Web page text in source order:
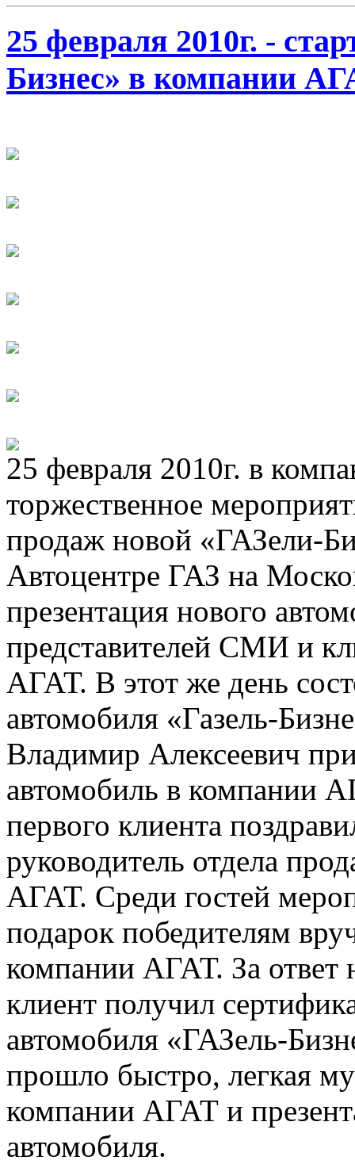
25 февраля 2010г. -
Бизнес» в компании
25 февраля 2010г. в
торжественное
продаж новой «ГАЗели-
Автоцентре ГАЗ на
презентация нового
представителей СМИ и
АГАТ. В этот же день
автомобиля «Газель-
Владимир Алексеевич
автомобиль в компании
первого клиента
руководитель отдела
АГАТ. Среди гостей
подарок победителям
компании АГАТ. За
клиент получил
автомобиля «ГАЗель-
прошло быстро, легкая
компании АГАТ и
автомобиля.